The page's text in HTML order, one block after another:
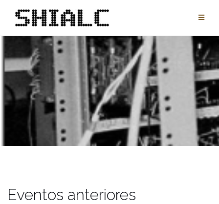
conteúdo
Eventos anteriores